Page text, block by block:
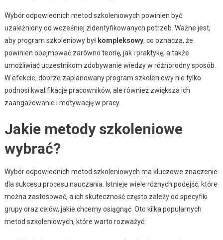
Wybór odpowiednich metod szkoleniowych powinien być
uzależniony od wcześniej zidentyfikowanych potrzeb. Ważne jest,
aby program szkoleniowy był kompleksowy, co oznacza, że
powinien obejmować zarówno teorię, jak i praktykę, a także
umożliwiać uczestnikom zdobywanie wiedzy w różnorodny sposób.
W efekcie, dobrze zaplanowany program szkoleniowy nie tylko
podnosi kwalifikacje pracowników, ale również zwiększa ich
zaangażowanie i motywację w pracy.
Jakie metody szkoleniowe
wybrać?
Wybór odpowiednich metod szkoleniowych ma kluczowe znaczenie
dla sukcesu procesu nauczania. Istnieje wiele różnych podejść, które
można zastosować, a ich skuteczność często zależy od specyfiki
grupy oraz celów, jakie chcemy osiągnąć. Oto kilka popularnych
metod szkoleniowych, które warto rozważyć: